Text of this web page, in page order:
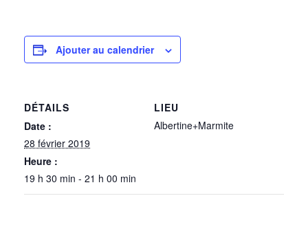
Ajouter au calendrier
DÉTAILS
Date :
28 février 2019
Heure :
19 h 30 min - 21 h 00 min
LIEU
Albertine+Marmite